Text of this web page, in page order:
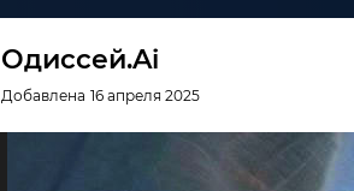
Одиссей.Ai
Добавлена 16 апреля 2025